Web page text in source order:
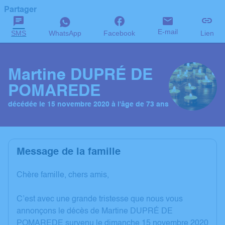
Partager
SMS WhatsApp Facebook E-mail Lien
Martine DUPRÉ DE
POMAREDE
décédée le 15 novembre 2020 à l'âge de 73 ans
Message de la famille
Chère famille, chers amis,
C’est avec une grande tristesse que nous vous
annonçons le décès de Martine DUPRÉ DE